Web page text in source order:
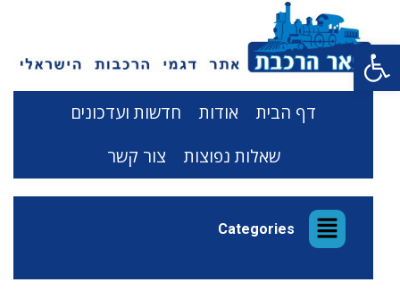
פתח סרגל נגישות
דף הבית אודות
חדשות ועדכונים
שאלות נפוצות
צור קשר
Categories